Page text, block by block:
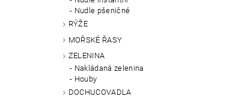
Nudle pšeničné
RÝŽE
MOŘSKÉ ŘASY
ZELENINA
Nakládaná zelenina
Houby
DOCHUCOVADLA